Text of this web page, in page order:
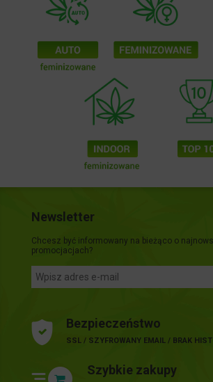
Newsletter
Chcesz być informowany na bieżąco o
promocjacjach?
Bezpieczeństwo
SSL / SZYFROWANY EMAIL / BRAK
Szybkie zakupy